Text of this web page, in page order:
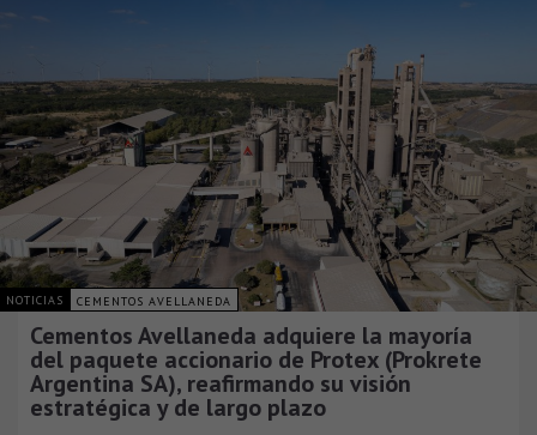
NOTICIAS CEMENTOS AVELLANEDA
Cementos Avellaneda adquiere la mayoría
del paquete accionario de Protex (Prokrete
Argentina SA), reafirmando su visión
estratégica y de largo plazo